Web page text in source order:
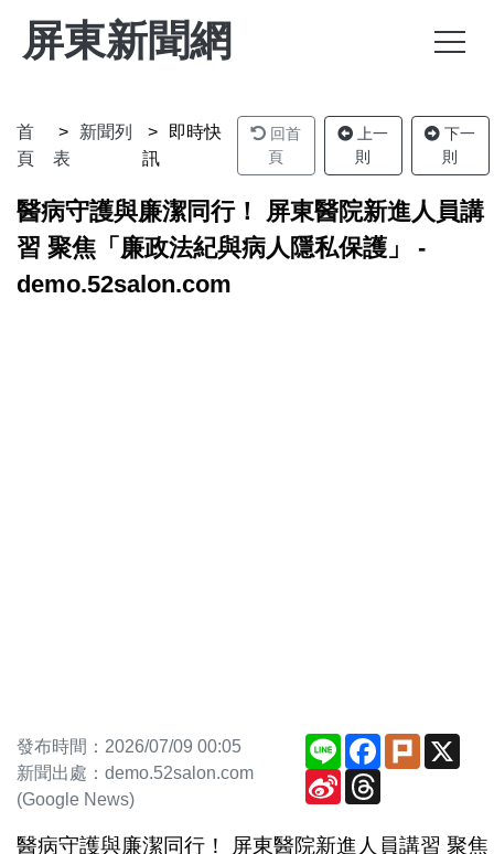
屏東新聞網
首
頁
新聞列
表
即時快
訊
回首
頁
上一
則
下一
則
醫病守護與廉潔同行！ 屏東醫院新進人員講
習 聚焦「廉政法紀與病人隱私保護」 -
demo.52salon.com
發布時間：2026/07/09 00:05
新聞出處：demo.52salon.com
(Google News)
Line Facebook
Plurk
Sina
Weibo
醫病守護與廉潔同行！ 屏東醫院新進人員講習 聚焦